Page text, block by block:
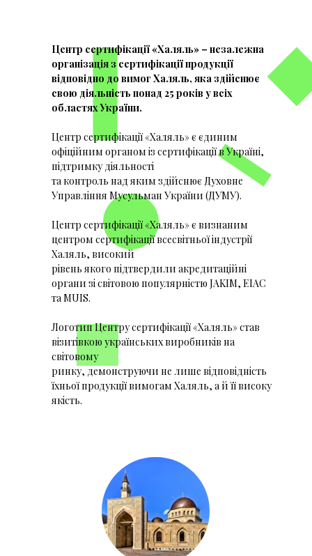
Центр сертифікації «Халяль» – незалежна
організація з сертифікації продукції
відповідно до вимог Халяль, яка здійснює
свою діяльність понад 25 років у всіх
областях України.
Центр сертифікації «Халяль» є єдиним
офіційним органом із сертифікації в Україні,
підтримку діяльності
та контроль над яким здійснює Духовне
Управління Мусульман України (ДУМУ).
Центр сертифікації «Халяль» є визнаним
центром сертифікації всесвітньої індустрії
Халяль, високий
рівень якого підтвердили акредитаційні
органи зі світовою популярністю JAKIM, EIAC
та MUIS.
Логотип Центру сертифікації «Халяль» став
візитівкою українських виробників на
світовому
ринку, демонструючи не лише відповідність
їхньої продукції вимогам Халяль, а й її високу
якість.